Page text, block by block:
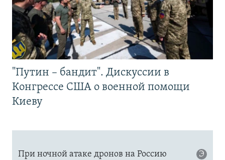
"Путин – бандит". Дискуссии в
Конгрессе США о военной помощи
Киеву